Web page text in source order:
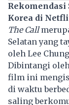
Rekomendasi
Korea di
The Call
Selatan yang
oleh Lee
Dibintangi oleh
film ini
di waktu
saling